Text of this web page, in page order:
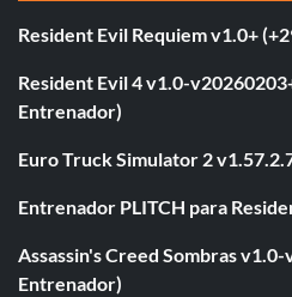
Resident Evil Requiem v1.0+
Resident Evil 4 v1.0-
Entrenador)
Euro Truck Simulator 2
Entrenador PLITCH para
Assassin's Creed Sombras
Entrenador)